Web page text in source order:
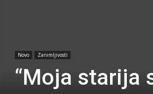
Novo Zanimljivosti
“Moja starija